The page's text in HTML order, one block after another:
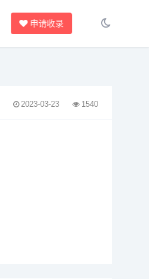
申请收录
2023-03-23 1540